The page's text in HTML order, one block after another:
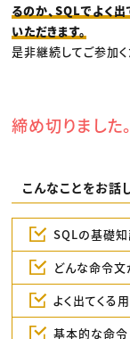
るのか、SQLでよく
いただきます。
是非継続してご参加く
締め切りました。
こんなことをお話
SQLの基礎
どんな命令文
よく出てくる
基本的な命令